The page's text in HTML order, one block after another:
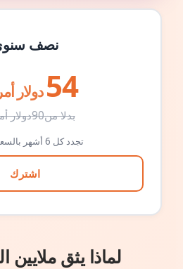
نصف
54 دولار
بدلا من90دولار
تجدد كل 6 أشهر بالسعر الأصلي
اشترك
لماذا يثق ملايين